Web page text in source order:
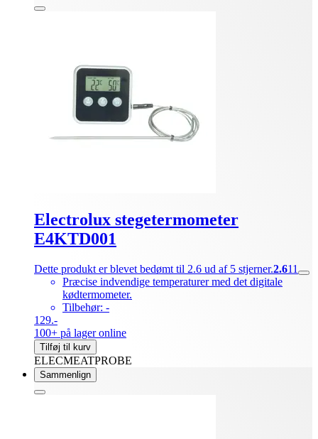
Electrolux stegetermometer
E4KTD001
Dette produkt er blevet bedømt til 2.6 ud af 5 stjerner.2.611
Præcise indvendige temperaturer med det digitale
kødtermometer.
Tilbehør: -
129.-
100+ på lager online
Tilføj til kurv
ELECMEATPROBE
Sammenlign